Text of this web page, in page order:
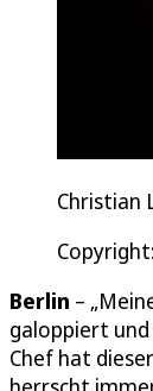
Christian
Berlin –
galoppiert
Chef hat